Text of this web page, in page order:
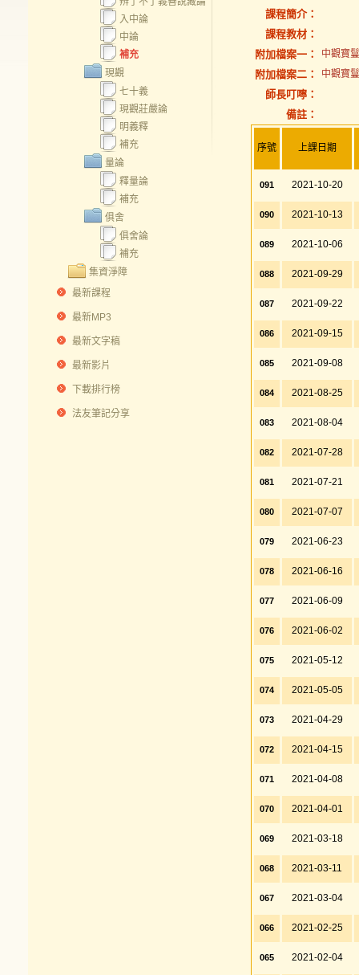
入中論
中論
補充
現觀
七十義
現觀莊嚴論
明義釋
補充
量論
釋量論
補充
俱舍
俱舍論
補充
集資淨障
最新課程
最新MP3
最新文字稿
最新影片
下載排行榜
法友筆記分享
課程簡介：
課程教材：
附加檔案一：
中觀寶
附加檔案二： 中觀寶
師長叮嚀：
備註：
序號 上課日期
091 2021-10-20
090 2021-10-13
089 2021-10-06
088 2021-09-29
087 2021-09-22
086 2021-09-15
085 2021-09-08
084 2021-08-25
083 2021-08-04
082 2021-07-28
081 2021-07-21
080 2021-07-07
079 2021-06-23
078 2021-06-16
077 2021-06-09
076 2021-06-02
075 2021-05-12
074 2021-05-05
073 2021-04-29
072 2021-04-15
071 2021-04-08
070 2021-04-01
069 2021-03-18
068 2021-03-11
067 2021-03-04
066 2021-02-25
065 2021-02-04